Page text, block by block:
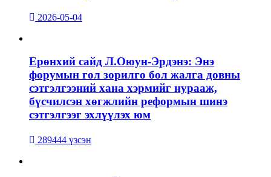
2026-05-04
Ерөнхий сайд Л.Оюун-Эрдэнэ: Энэ
форумын гол зорилго бол жалга довны
сэтгэлгээний хана хэрмийг нурааж,
бүсчилсэн хөгжлийн реформын шинэ
сэтгэлгээг эхлүүлэх юм
289444 үзсэн